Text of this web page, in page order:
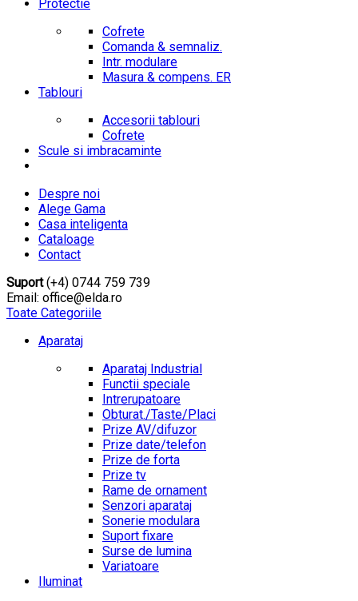
Protectie
Cofrete
Comanda & semnaliz.
Intr. modulare
Masura & compens. ER
Tablouri
Accesorii tablouri
Cofrete
Scule si imbracaminte
Despre noi
Alege Gama
Casa inteligenta
Cataloage
Contact
Suport(+4) 0744 759 739
Email: office@elda.ro
Toate Categoriile
Aparataj
Aparataj Industrial
Functii speciale
Intrerupatoare
Obturat./Taste/Placi
Prize AV/difuzor
Prize date/telefon
Prize de forta
Prize tv
Rame de ornament
Senzori aparataj
Sonerie modulara
Suport fixare
Surse de lumina
Variatoare
Iluminat